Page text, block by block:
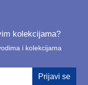
kolekcijama?
i kolekcijama
Prijavi se